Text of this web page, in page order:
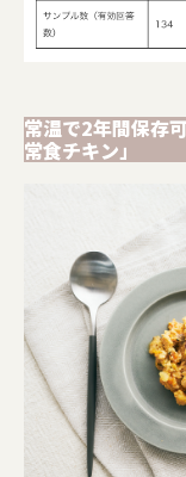
常温で2年間保存
常食チキン」